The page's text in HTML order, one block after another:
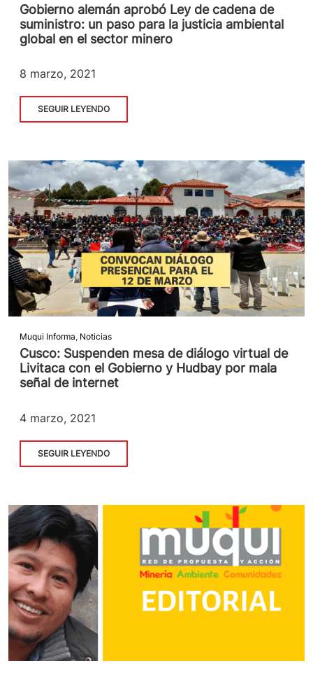
Gobierno alemán aprobó Ley de cadena de
suministro: un paso para la justicia ambiental
global en el sector minero
8 marzo, 2021
SEGUIR LEYENDO
Muqui Informa, Noticias
Cusco: Suspenden mesa de diálogo virtual de
Livitaca con el Gobierno y Hudbay por mala
señal de internet
4 marzo, 2021
SEGUIR LEYENDO